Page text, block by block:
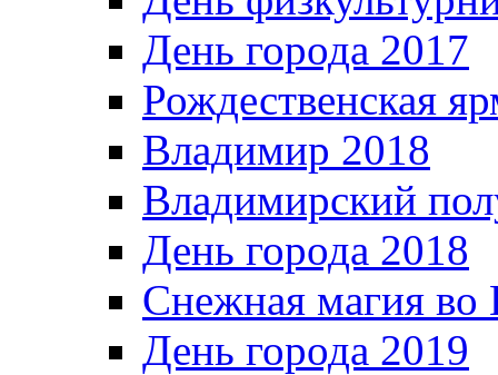
День города 2017
Рождественская
Владимир 2018
Владимирский
День города 2018
Снежная магия во
День города 2019